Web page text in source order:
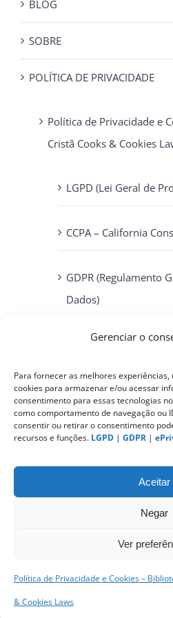
Gerenciar o
Para fornecer as melhores
cookies para armazenar e/ou acessar
consentimento para essas tecnologias
como comportamento de navegação ou
consentir ou retirar o consentimento
recursos e funções. LGPD | GDPR |
Aceitar
Negar
Ver
Política de Privacidade e Cookies –
& Cookies Laws
BLOG
SOBRE
POLÍTICA DE PRIVACIDADE
Política de Privacidade e
Cristã Cooks & Cookies
LGPD (Lei Geral de
CCPA – California
GDPR (Regulamento
Dados)
ePrivacy Directive
PIPEDA (Personal
and Electronic